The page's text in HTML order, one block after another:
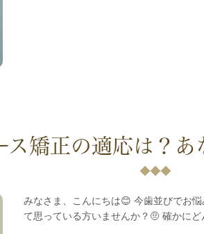
ス矯正の適応は？あ
みなさま、こんにちは😊 今歯並びでお
て思っている方いませんか？🤨 確かに